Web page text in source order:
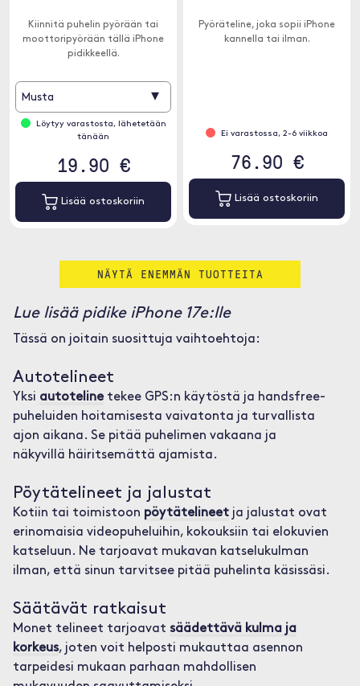
Kiinnitä puhelin pyörään tai
moottoripyörään tällä iPhone
pidikkeellä.
Musta ▾
Löytyy varastosta, lähetetään
tänään
19.90 €
Lisää ostoskoriin
Pyöräteline, joka sopii iPhone
kannella tai ilman.
Ei varastossa, 2-6 viikkoa
76.90 €
Lisää ostoskoriin
NÄYTÄ ENEMMÄN TUOTTEITA
Lue lisää pidike iPhone 17e:lle
Tässä on joitain suosittuja vaihtoehtoja:
Autotelineet
Yksi autotelinetekee GPS:n käytöstä ja handsfree-
puheluiden hoitamisesta vaivatonta ja turvallista
ajon aikana. Se pitää puhelimen vakaana ja
näkyvillä häiritsemättä ajamista.
Pöytätelineet ja jalustat
Kotiin tai toimistoon pöytätelineetja jalustat ovat
erinomaisia videopuheluihin, kokouksiin tai elokuvien
katseluun. Ne tarjoavat mukavan katselukulman
ilman, että sinun tarvitsee pitää puhelinta käsissäsi.
Säätävät ratkaisut
Monet telineet tarjoavat säädettävä kulma ja
korkeus, joten voit helposti mukauttaa asennon
tarpeidesi mukaan parhaan mahdollisen